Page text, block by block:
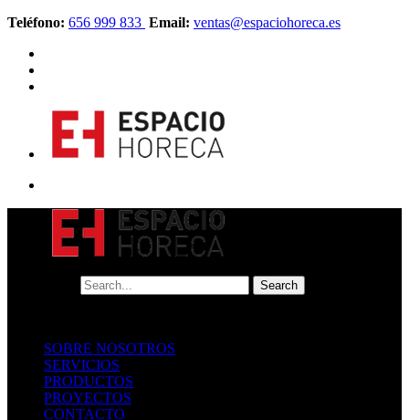
Teléfono: 656 999 833 Email: ventas@espaciohoreca.es
SOBRE NOSOTROS
SERVICIOS
PRODUCTOS
PROYECTOS
CONTACTO